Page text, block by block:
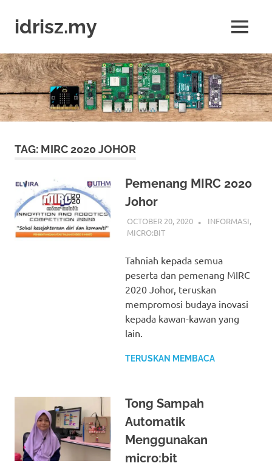
contentidrisz.my
Raspberry
Pi,
Arduino,
micro:bit
MENU
TAG: MIRC 2020 JOHOR
Pemenang MIRC 2020
Johor
OCTOBER 20, 2020 IDRIS
INFORMASI,
MICRO:BIT
Tahniah kepada semua
peserta dan pemenang MIRC
2020 Johor, teruskan
mempromosi budaya inovasi
kepada kawan-kawan yang
lain.
TERUSKAN MEMBACA
Tong Sampah
Automatik
Menggunakan
micro:bit